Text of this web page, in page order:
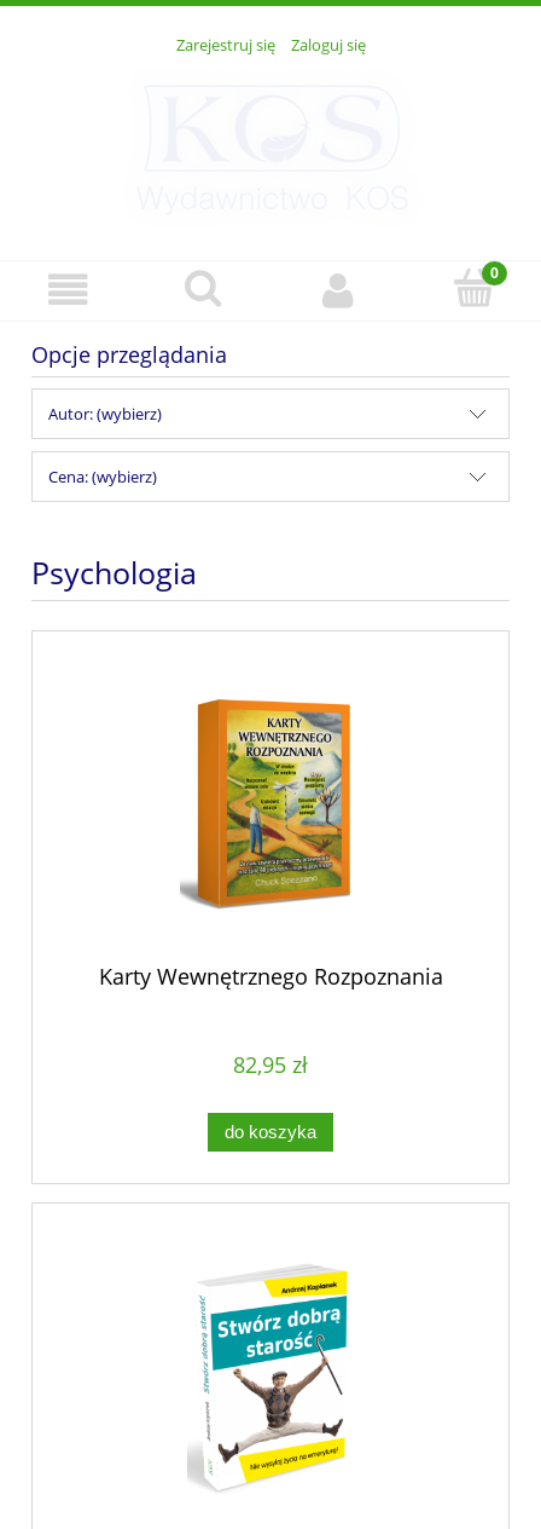
Zarejestruj się Zaloguj się
Opcje przeglądania
Autor: (wybierz)
Cena: (wybierz)
Psychologia
Karty Wewnętrznego Rozpoznania
82,95 zł
do koszyka